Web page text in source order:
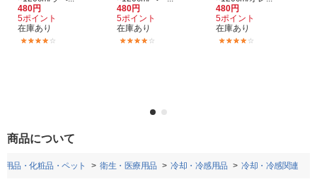
480円
5ポイント
在庫あり
480円
5ポイント
在庫あり
480円
5ポイント
在庫あり
商品について
用品・化粧品・ペット 衛生・医療用品 冷却・冷感用品 冷却・冷感関連